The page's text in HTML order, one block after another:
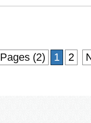
Pages (2) 1 2